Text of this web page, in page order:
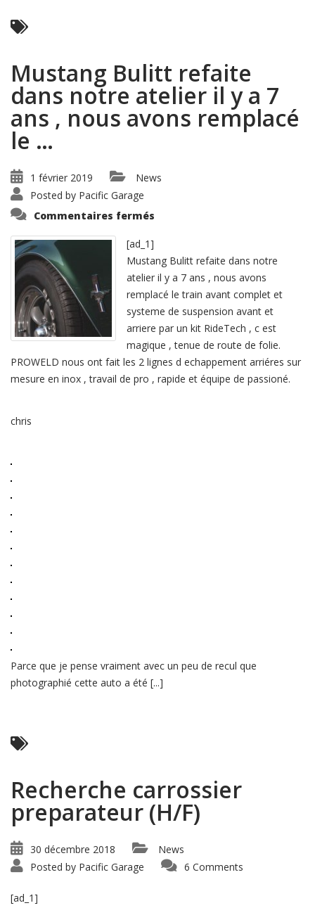
Mustang Bulitt refaite
dans notre atelier il y a 7
ans , nous avons remplacé
le …
1 février 2019
News
Posted by Pacific Garage
Commentaires fermés
notre
atelier
il
y
a
7
ans
,
nous
avons
remplacé
le
…
[ad_1]
Mustang Bulitt refaite dans notre
atelier il y a 7 ans , nous avons
remplacé le train avant complet et
systeme de suspension avant et
arriere par un kit RideTech , c est
magique , tenue de route de folie.
PROWELD nous ont fait les 2 lignes d echappement arriéres sur
mesure en inox , travail de pro , rapide et équipe de passioné.
chris
Parce que je pense vraiment avec un peu de recul que
photographié cette auto a été [...]
Recherche carrossier
preparateur (H/F)
30 décembre 2018
News
Posted by Pacific Garage 6 Comments
[ad_1]